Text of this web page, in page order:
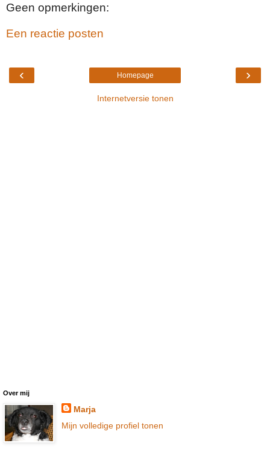
Geen opmerkingen:
Een reactie posten
‹ ›
Homepage
Internetversie tonen
Over mij
Marja
Mijn volledige profiel tonen